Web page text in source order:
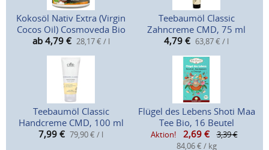
Kokosöl Nativ Extra (Virgin
Cocos Oil) Cosmoveda Bio
ab 4,79 € 28,17 € / l
Teebaumöl Classic
Zahncreme CMD, 75 ml
4,79 € 63,87 € / l
Teebaumöl Classic
Handcreme CMD, 100 ml
7,99 € 79,90 € / l
Flügel des Lebens Shoti Maa
Tee Bio, 16 Beutel
Aktion! 2,69 €
3,39 €
84,06 € / kg